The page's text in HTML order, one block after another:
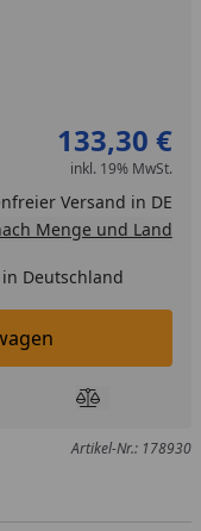
eingeben
um eins erhöhen
133,30 €
inkl. 19% MwSt.
Versand in DE
Menge und Land
Deutschland
legen
Produkt
Artikel-Nr.: 178930